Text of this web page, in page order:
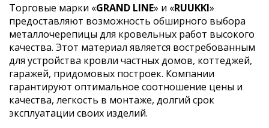
Торговые марки «GRAND LINE» и «RUUKKI»
предоставляют возможность обширного выбора
металлочерепицы для кровельных работ высокого
качества. Этот материал является востребованным
для устройства кровли частных домов, коттеджей,
гаражей, придомовых построек. Компании
гарантируют оптимальное соотношение цены и
качества, легкость в монтаже, долгий срок
эксплуатации своих изделий.